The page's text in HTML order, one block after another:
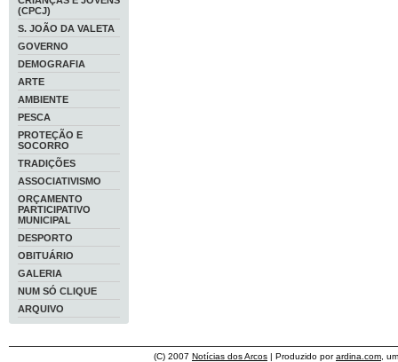
(CPCJ)
S. JOÃO DA VALETA
GOVERNO
DEMOGRAFIA
ARTE
AMBIENTE
PESCA
PROTEÇÃO E
SOCORRO
TRADIÇÕES
ASSOCIATIVISMO
ORÇAMENTO
PARTICIPATIVO
MUNICIPAL
DESPORTO
OBITUÁRIO
GALERIA
NUM SÓ CLIQUE
ARQUIVO
(C) 2007 Notícias dos Arcos | Produzido porardina.com ,